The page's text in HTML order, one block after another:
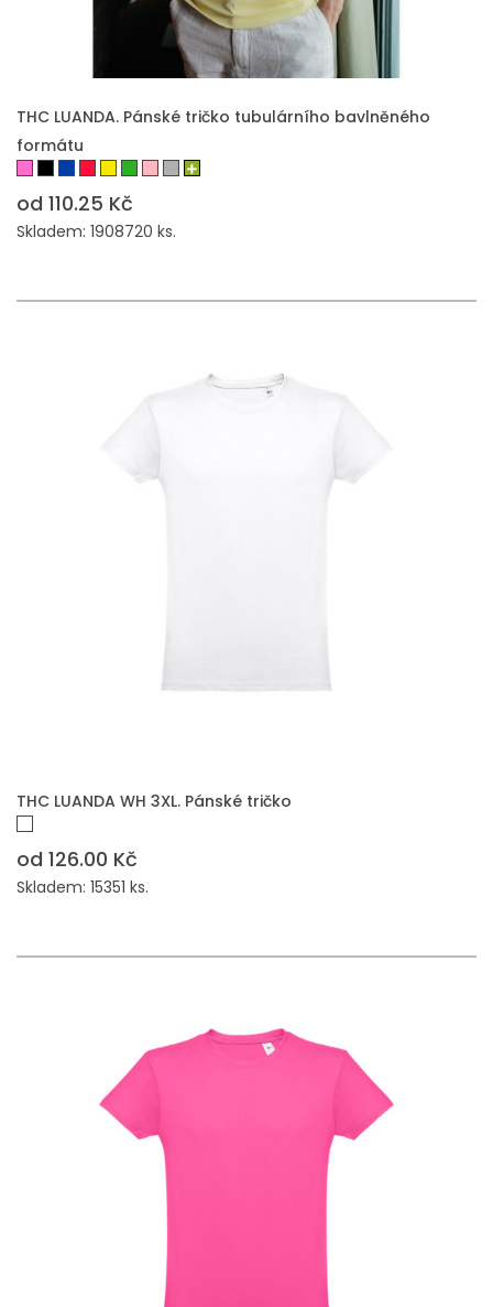
THC LUANDA. Pánské tričko tubulárního bavlněného
formátu
od 110.25 Kč
Skladem: 1908720 ks.
THC LUANDA WH 3XL. Pánské tričko
od 126.00 Kč
Skladem: 15351 ks.